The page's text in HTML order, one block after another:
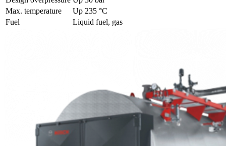
Max. temperature
Up 235 °C
Fuel
Liquid fuel, gas